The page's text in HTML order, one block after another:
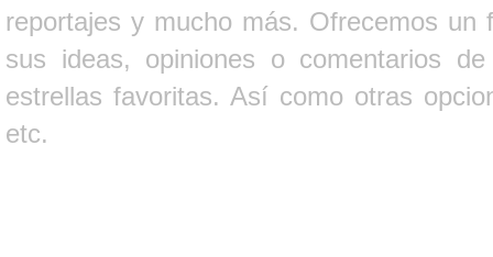
reportajes y mucho más. Ofrecemos un
sus ideas, opiniones o comentarios
estrellas favoritas. Así como otras
etc.